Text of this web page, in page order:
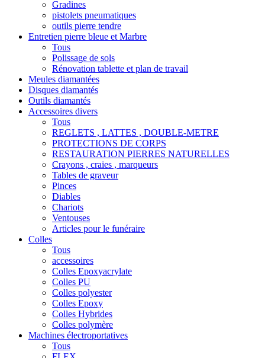
Gradines
pistolets pneumatiques
outils pierre tendre
Entretien pierre bleue et Marbre
Tous
Polissage de sols
Rénovation tablette et plan de travail
Meules diamantées
Disques diamantés
Outils diamantés
Accessoires divers
Tous
REGLETS , LATTES , DOUBLE-METRE
PROTECTIONS DE CORPS
RESTAURATION PIERRES NATURELLES
Crayons , craies , marqueurs
Tables de graveur
Pinces
Diables
Chariots
Ventouses
Articles pour le funéraire
Colles
Tous
accessoires
Colles Epoxyacrylate
Colles PU
Colles polyester
Colles Epoxy
Colles Hybrides
Colles polymère
Machines électroportatives
Tous